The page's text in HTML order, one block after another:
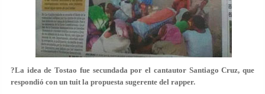
?La idea de Tostao fue secundada por el cantautor Santiago Cruz, que
respondió con un tuit la propuesta sugerente del rapper.